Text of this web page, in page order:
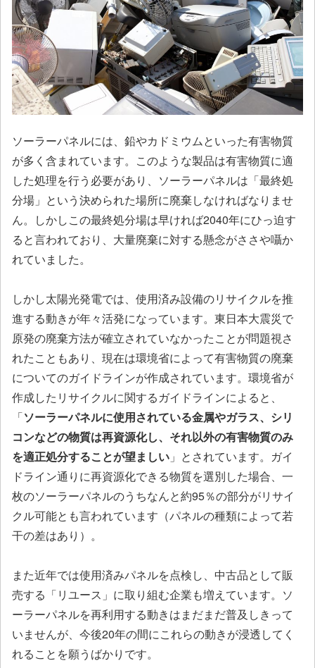
ソーラーパネルには、鉛やカドミウムといった有害物質
が多く含まれています。このような製品は有害物質に適
した処理を行う必要があり、ソーラーパネルは「最終処
分場」という決められた場所に廃棄しなければなりませ
ん。しかしこの最終処分場は早ければ2040年にひっ迫す
ると言われており、大量廃棄に対する懸念がささや囁か
れていました。
しかし太陽光発電では、使用済み設備のリサイクルを推
進する動きが年々活発になっています。東日本大震災で
原発の廃棄方法が確立されていなかったことが問題視さ
れたこともあり、現在は環境省によって有害物質の廃棄
についてのガイドラインが作成されています。環境省が
作成したリサイクルに関するガイドラインによると、
「ソーラーパネルに使用されている金属やガラス、シリ
コンなどの物質は再資源化し、それ以外の有害物質のみ
を適正処分することが望ましい 」とされています。ガイ
ドライン通りに再資源化できる物質を選別した場合、一
枚のソーラーパネルのうちなんと約95％の部分がリサイ
クル可能とも言われています（パネルの種類によって若
干の差はあり）。
また近年では使用済みパネルを点検し、中古品として販
売する「リユース」に取り組む企業も増えています。ソ
ーラーパネルを再利用する動きはまだまだ普及しきって
いませんが、今後20年の間にこれらの動きが浸透してく
れることを願うばかりです。